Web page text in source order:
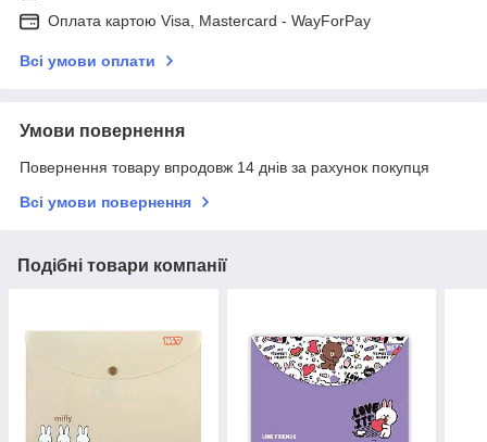
Оплата картою Visa, Mastercard - WayForPay
Всі умови оплати
Умови повернення
Повернення товару впродовж 14 днів за рахунок покупця
Всі умови повернення
Подібні товари компанії